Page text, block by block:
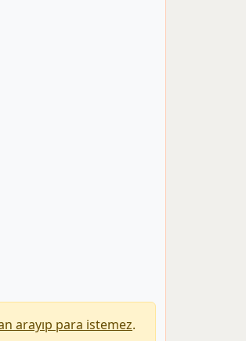
arayıp para istemez.